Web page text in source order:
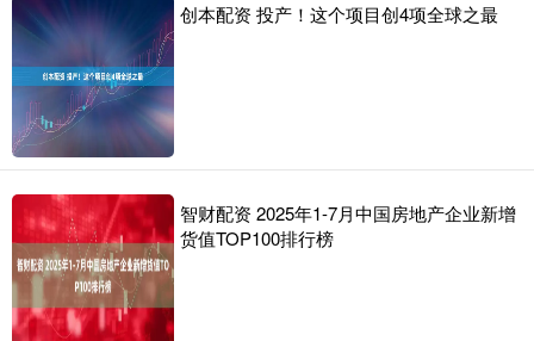
创本配资 投产！这个项目创4项全球之最
智财配资 2025年1-7月中国房地产企业新增
货值TOP100排行榜